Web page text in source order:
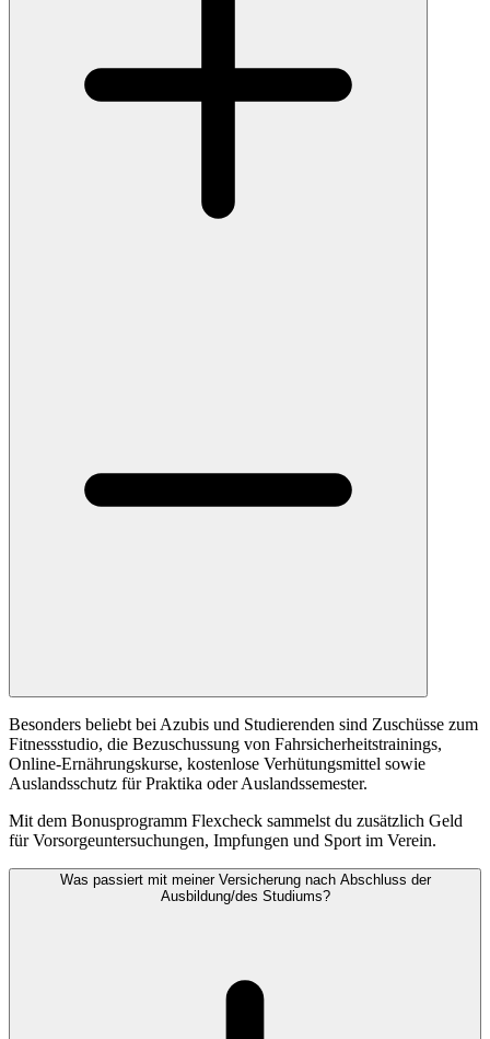
Besonders beliebt bei Azubis und Studierenden sind Zuschüsse zum
Fitnessstudio, die Bezuschussung von Fahrsicherheitstrainings,
Online-Ernährungskurse, kostenlose Verhütungsmittel sowie
Auslandsschutz für Praktika oder Auslandssemester.
Mit dem Bonusprogramm Flexcheck sammelst du zusätzlich Geld
für Vorsorgeuntersuchungen, Impfungen und Sport im Verein.
Was passiert mit meiner Versicherung nach Abschluss der
Ausbildung/des Studiums?